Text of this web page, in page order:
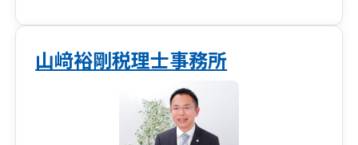
山﨑裕剛税理士事務所